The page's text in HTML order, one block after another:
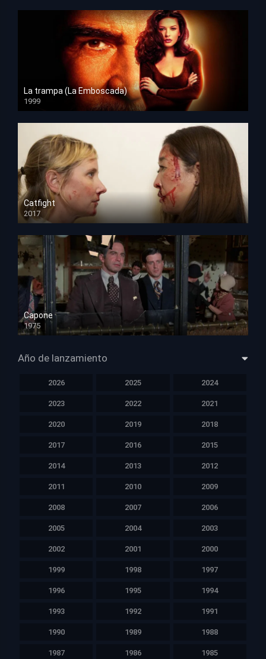
La trampa (La Emboscada)
1999
HD 1080p
Catfight
2017
HD 720p
Capone
1975
HD 1080p
Año de lanzamiento
2026 2025 2024
2023 2022 2021
2020 2019 2018
2017 2016 2015
2014 2013 2012
2011 2010 2009
2008 2007 2006
2005 2004 2003
2002 2001 2000
1999 1998 1997
1996 1995 1994
1993 1992 1991
1990 1989 1988
1987 1986 1985